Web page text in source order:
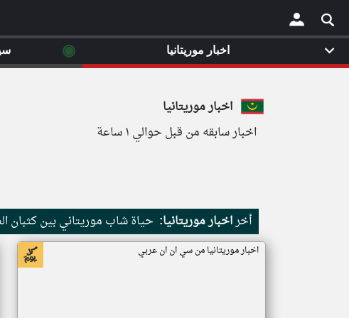
×
اخبار موريتانيا
اخبار سابقه من قبل حوالي ١ ساعة
أخراخبار موريتانيا: حياة شاب موريتاني بين كثبان
اخبار موريتانيا من سي ان ان عربي
اخبار موريتانيا ◉